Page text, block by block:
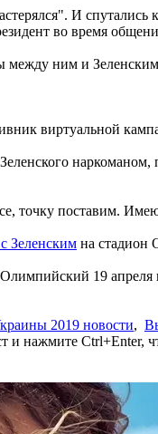
И спутались
во время
между ним и
виртуальной
точку поставим.
Зеленским на стадион
19 апреля
2019 новости,
и нажмите Ctrl+Enter,